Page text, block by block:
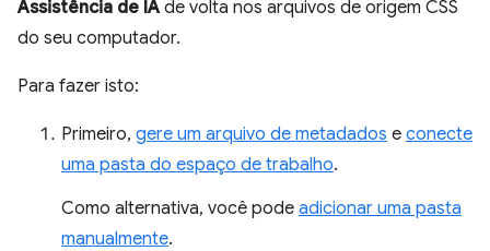
Assistência de IA de volta nos arquivos de origem CSS
do seu computador.
Para fazer isto:
Primeiro, gere um arquivo de metadados e conecte
uma pasta do espaço de trabalho.
Como alternativa, você pode adicionar uma pasta
manualmente.